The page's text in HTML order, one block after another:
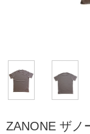
ZANONE ザノ